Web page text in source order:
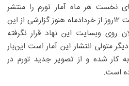
نخست هر ماه آمار تورم را منتشر
می‌کرد اما اکنون و با گذشت ۱۲روز از خردادماه هنوز گزارشی از این
روی وبسایت این نهاد قرار نگرفته
متولی انتشار این آمار است این‌بار
کار شده و از تصویر جدید تورم در